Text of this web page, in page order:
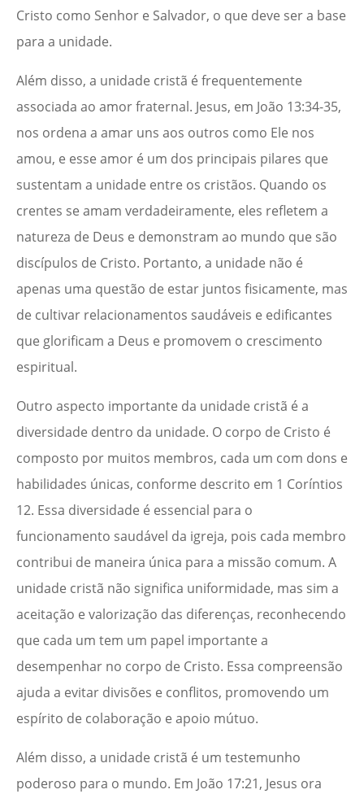
Cristo como Senhor e Salvador, o que deve ser a base
para a unidade.
Além disso, a unidade cristã é frequentemente
associada ao amor fraternal. Jesus, em João 13:34-35,
nos ordena a amar uns aos outros como Ele nos
amou, e esse amor é um dos principais pilares que
sustentam a unidade entre os cristãos. Quando os
crentes se amam verdadeiramente, eles refletem a
natureza de Deus e demonstram ao mundo que são
discípulos de Cristo. Portanto, a unidade não é
apenas uma questão de estar juntos fisicamente, mas
de cultivar relacionamentos saudáveis e edificantes
que glorificam a Deus e promovem o crescimento
espiritual.
Outro aspecto importante da unidade cristã é a
diversidade dentro da unidade. O corpo de Cristo é
composto por muitos membros, cada um com dons e
habilidades únicas, conforme descrito em 1 Coríntios
12. Essa diversidade é essencial para o
funcionamento saudável da igreja, pois cada membro
contribui de maneira única para a missão comum. A
unidade cristã não significa uniformidade, mas sim a
aceitação e valorização das diferenças, reconhecendo
que cada um tem um papel importante a
desempenhar no corpo de Cristo. Essa compreensão
ajuda a evitar divisões e conflitos, promovendo um
espírito de colaboração e apoio mútuo.
Além disso, a unidade cristã é um testemunho
poderoso para o mundo. Em João 17:21, Jesus ora